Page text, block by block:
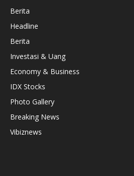
Berita
Headline
Berita
Investasi & Uang
Economy & Business
IDX Stocks
Photo Gallery
Breaking News
Vibiznews